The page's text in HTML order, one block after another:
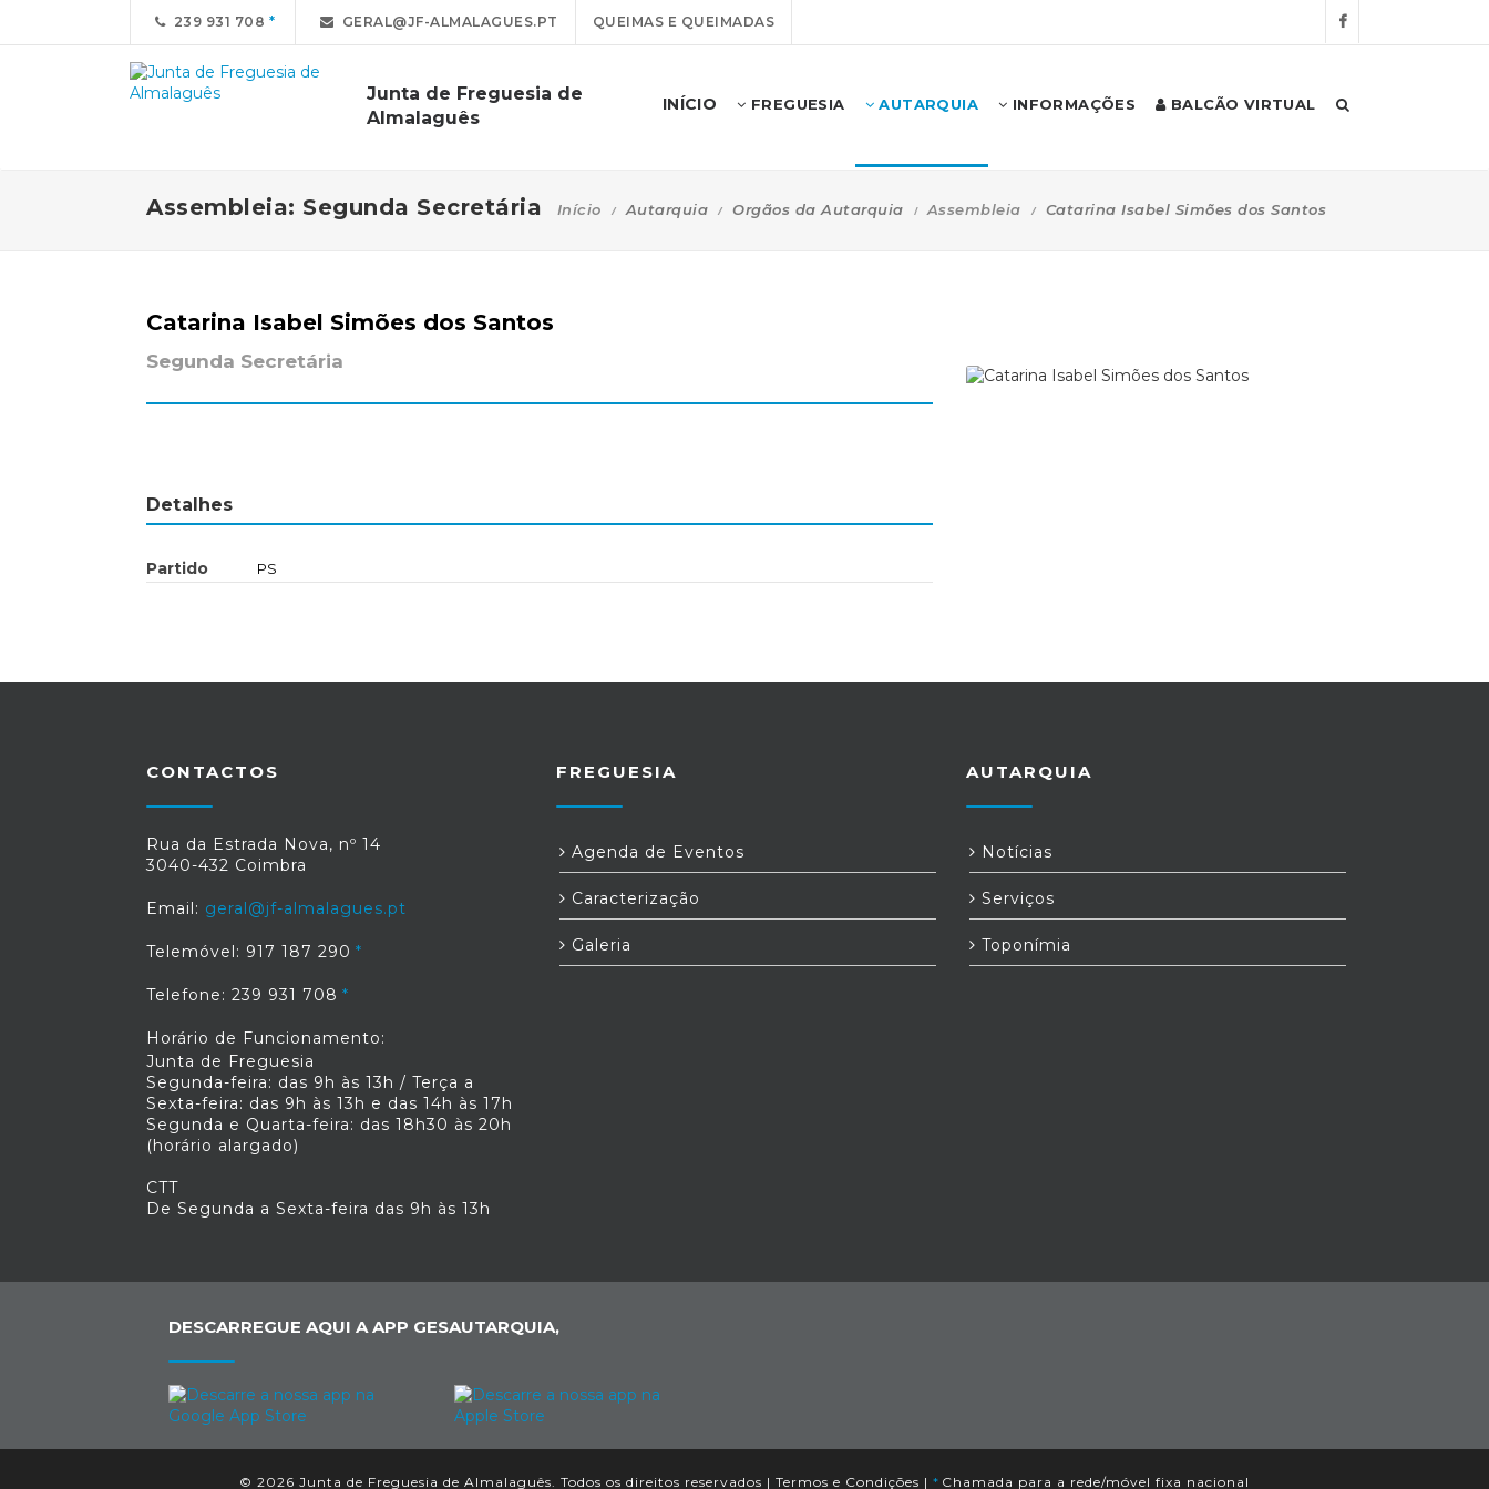
239 931 708 GERAL@JF-ALMALAGUES.PT QUEIMAS E QUEIMADAS
Junta de Freguesia de
Almalaguês
INÍCIO FREGUESIA AUTARQUIA INFORMAÇÕES BALCÃO VIRTUAL
Assembleia: Segunda Secretária Início Autarquia Orgãos da Autarquia Assembleia Catarina Isabel Simões dos Santos
Catarina Isabel Simões dos Santos
Segunda Secretária
Detalhes
Partido PS
CONTACTOS
Rua da Estrada Nova, nº 14
3040-432 Coimbra
Email: geral@jf-almalagues.pt
Telemóvel: 917 187 290
Telefone: 239 931 708
Horário de Funcionamento:
Junta de Freguesia
Segunda-feira: das 9h às 13h / Terça a
Sexta-feira: das 9h às 13h e das 14h às 17h
Segunda e Quarta-feira: das 18h30 às 20h
(horário alargado)
CTT
De Segunda a Sexta-feira das 9h às 13h
FREGUESIA
Agenda de Eventos
Caracterização
Galeria
AUTARQUIA
Notícias
Serviços
Toponímia
DESCARREGUE AQUI A APP GESAUTARQUIA,
© 2026 Junta de Freguesia de Almalaguês. Todos os direitos reservados | Termos e Condições | * Chamada para a rede/móvel fixa nacional